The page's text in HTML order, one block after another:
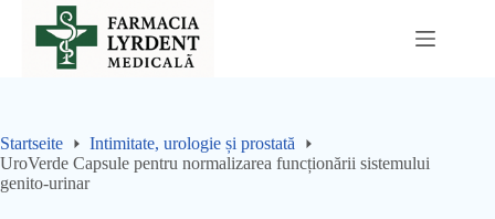
conținut
Startseite
Intimitate, urologie și prostată
UroVerde Capsule pentru normalizarea funcționării sistemului
genito-urinar